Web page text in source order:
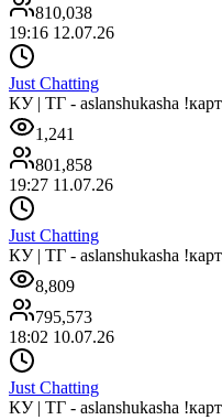
810,038
19:16 12.07.26
Just Chatting
КУ | ТГ - aslanshukasha
1,241
801,858
19:27 11.07.26
Just Chatting
КУ | ТГ - aslanshukasha
8,809
795,573
18:02 10.07.26
Just Chatting
КУ | ТГ - aslanshukasha